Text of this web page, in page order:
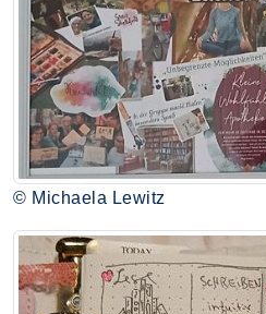
© Michaela Lewitz